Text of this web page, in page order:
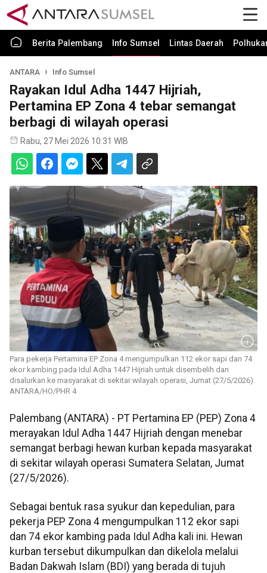
Berita Palembang Info Sumsel Lintas Daerah
ANTARA Info Sumsel
Rayakan Idul Adha 1447 Hijriah,
Pertamina EP Zona 4 tebar semangat
berbagi di wilayah operasi
Rabu, 27 Mei 2026 10:31 WIB
Para pekerja Pertamina EP Zona 4 mengumpulkan 112 ekor sapi dan 74
ekor kambing pada Idul Adha 1447 Hijriah untuk disembelih dan
disalurkan ke masyarakat di sekitar wilayah operasi, Jumat (27/5/2026).
ANTARA/HO/PHR 4
Palembang (ANTARA) - PT Pertamina EP (PEP) Zona 4
merayakan Idul Adha 1447 Hijriah dengan menebar
semangat berbagi hewan kurban kepada masyarakat
di sekitar wilayah operasi Sumatera Selatan, Jumat
(27/5/2026).
Sebagai bentuk rasa syukur dan kepedulian, para
pekerja PEP Zona 4 mengumpulkan 112 ekor sapi
dan 74 ekor kambing pada Idul Adha kali ini. Hewan
kurban tersebut dikumpulkan dan dikelola melalui
Badan Dakwah Islam (BDI) yang berada di tujuh